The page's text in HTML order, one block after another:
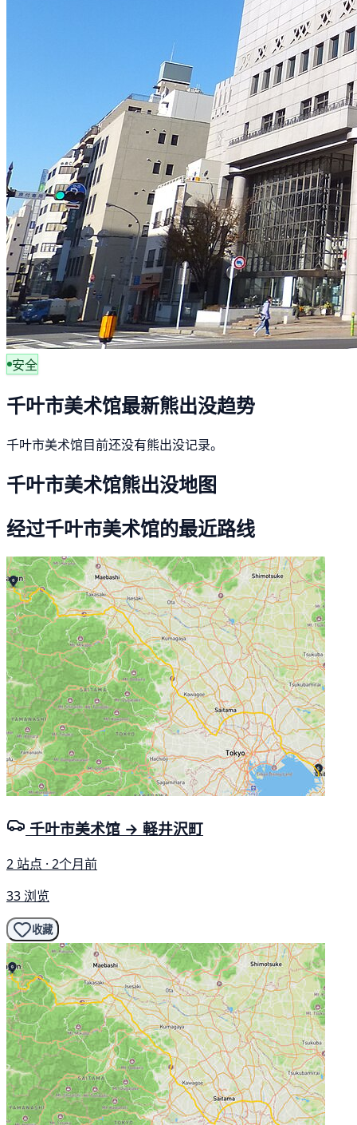
安全
千叶市美术馆最新熊出没趋势
千叶市美术馆目前还没有熊出没记录。
千叶市美术馆熊出没地图
经过千叶市美术馆的最近路线
千叶市美术馆 → 軽井沢町
2 站点 · 2个月前
33 浏览
收藏